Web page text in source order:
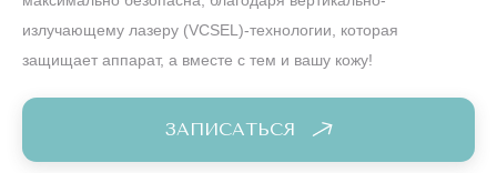
излучающему лазеру (VCSEL)-технологии, которая
защищает аппарат, а вместе с тем и вашу кожу!
ЗАПИСАТЬСЯ